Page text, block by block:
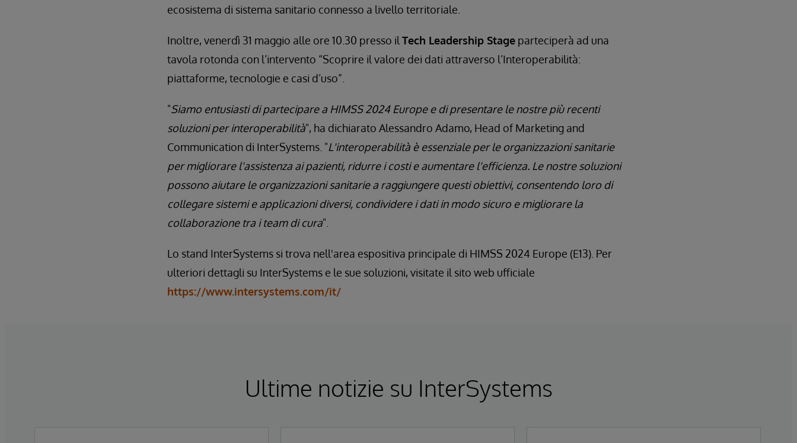
ecosistema di sistema sanitario connesso a livello territoriale.
Inoltre, venerdì 31 maggio alle ore 10.30 presso il Tech Leadership Stage parteciperà ad una
tavola rotonda con l’intervento “Scoprire il valore dei dati attraverso l’Interoperabilità:
piattaforme, tecnologie e casi d’uso”.
"Siamo entusiasti di partecipare a HIMSS 2024 Europe e di presentare le nostre più recenti
soluzioni per interoperabilità", ha dichiarato Alessandro Adamo, Head of Marketing and
Communication di InterSystems. "L'interoperabilità è essenziale per le organizzazioni sanitarie
per migliorare l'assistenza ai pazienti, ridurre i costi e aumentare l'efficienza. Le nostre soluzioni
possono aiutare le organizzazioni sanitarie a raggiungere questi obiettivi, consentendo loro di
collegare sistemi e applicazioni diversi, condividere i dati in modo sicuro e migliorare la
collaborazione tra i team di cura".
Lo stand InterSystems si trova nell'area espositiva principale di HIMSS 2024 Europe (E13). Per
ulteriori dettagli su InterSystems e le sue soluzioni, visitate il sito web ufficiale
https://www.intersystems.com/it/
Ultime notizie su InterSystems